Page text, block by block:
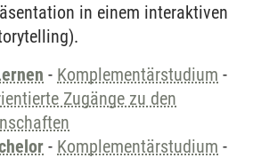
in einem interaktiven
- Komplementärstudium -
Zugänge zu den
- Komplementärstudium -